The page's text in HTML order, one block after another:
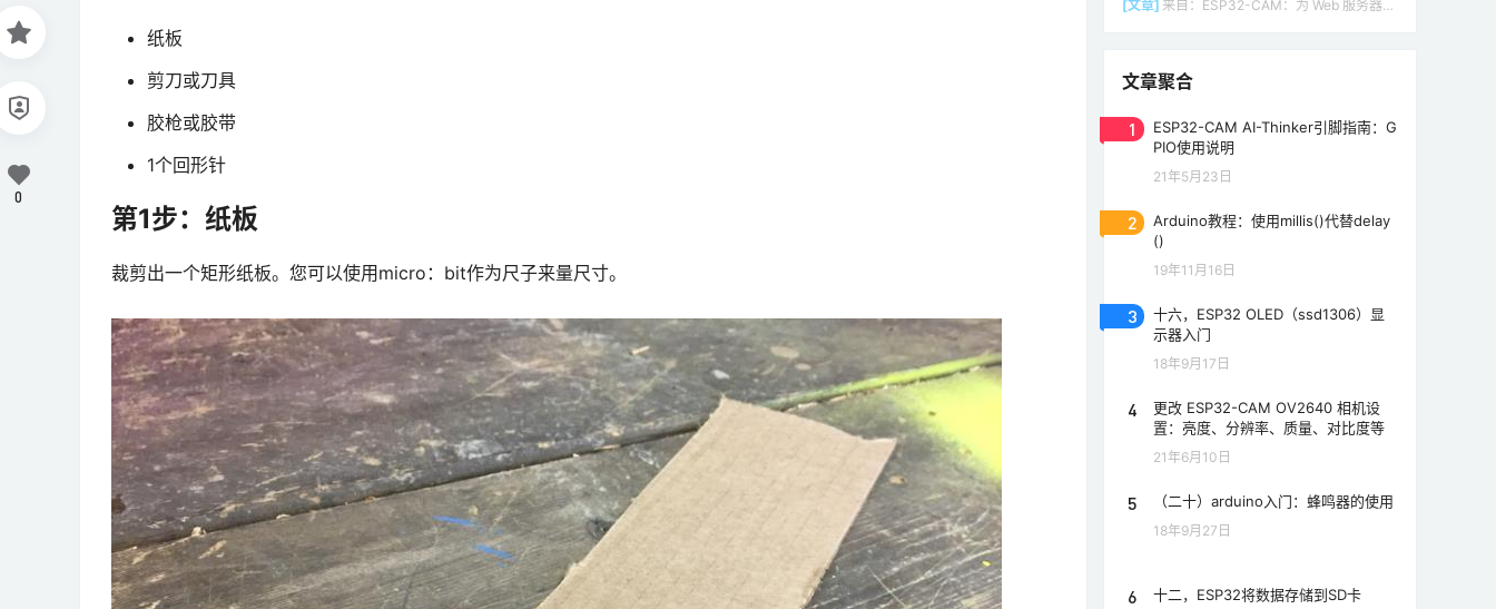
纸板
剪刀或刀具
胶枪或胶带
1个回形针
第1步：纸板
裁剪出一个矩形纸板。您可以使用micro：bit作为尺子来量尺寸。
0
[文章] 来自： ESP32-CAM：为 Web 服务器（Arduino IDE）设置接入点（AP）
文章聚合
1
ESP32-CAM AI-Thinker引脚指南：G
PIO使用说明
21年5月23日
2
Arduino教程：使用millis()代替delay
()
19年11月16日
3
十六，ESP32 OLED（ssd1306）显
示器入门
18年9月17日
4
更改 ESP32-CAM OV2640 相机设
置：亮度、分辨率、质量、对比度等
21年6月10日
5 （二十）arduino入门：蜂鸣器的使用
18年9月27日
6 十二，ESP32将数据存储到SD卡